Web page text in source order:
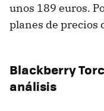
unos 189 euros.
planes de precios
Blackberry
análisis